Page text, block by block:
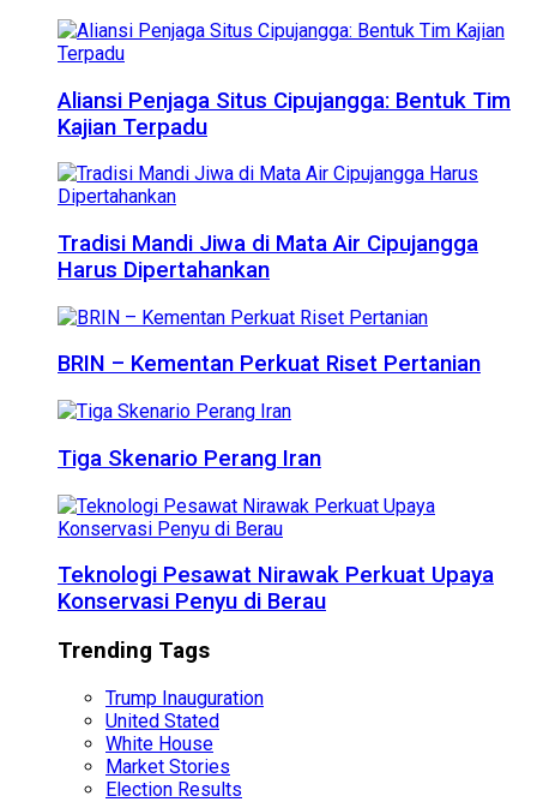
Aliansi Penjaga Situs Cipujangga: Bentuk Tim
Kajian Terpadu
Tradisi Mandi Jiwa di Mata Air Cipujangga
Harus Dipertahankan
BRIN – Kementan Perkuat Riset Pertanian
Tiga Skenario Perang Iran
Teknologi Pesawat Nirawak Perkuat Upaya
Konservasi Penyu di Berau
Trending Tags
Trump Inauguration
United Stated
White House
Market Stories
Election Results